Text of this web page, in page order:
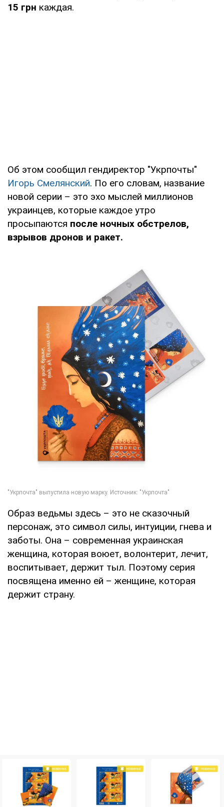
15 грн каждая.
Об этом сообщил гендиректор "Укрпочты"
Игорь Смелянский. По его словам, название
новой серии – это эхо мыслей миллионов
украинцев, которые каждое утро
просыпаются после ночных обстрелов,
взрывов дронов и ракет.
Образ ведьмы здесь – это не сказочный
персонаж, это символ силы, интуиции, гнева и
заботы. Она – современная украинская
женщина, которая воюет, волонтерит, лечит,
воспитывает, держит тыл. Поэтому серия
посвящена именно ей – женщине, которая
держит страну.